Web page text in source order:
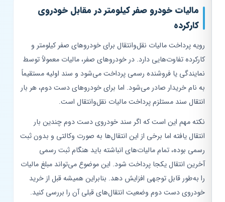
مالیات خودرو صفر کیلومتر در مقابل خودروی
کارکرده
رویه پرداخت مالیات نقل‌وانتقال برای خودروهای صفر کیلومتر و
کارکرده تفاوت‌هایی دارد. در خودروهای صفر، مالیات معمولاً توسط
نمایندگی یا فروشنده رسمی پرداخت می‌شود و سند اولیه مستقیماً
به نام خریدار صادر می‌شود. اما برای خودروهای دست دوم، هر بار
انتقال سند مستلزم پرداخت مالیات نقل‌وانتقال است.
نکته مهم این است که اگر سند خودروی دست دوم چندین بار
انتقال یافته اما برخی از این انتقال‌ها به صورت وکالتی و بدون ثبت
رسمی بوده، تمام مالیات‌های انباشته باید هنگام ثبت رسمی
آخرین انتقال یکجا پرداخت شود. این موضوع می‌تواند مبلغ مالیات
را به‌طور قابل توجهی افزایش دهد. بنابراین همیشه قبل از خرید
خودروی دست دوم وضعیت انتقال‌های قبلی آن را بررسی کنید.